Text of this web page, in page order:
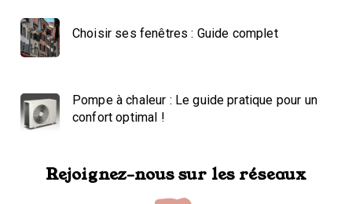
Choisir ses fenêtres : Guide complet
Pompe à chaleur : Le guide pratique pour un
confort optimal !
Rejoignez-nous sur les réseaux